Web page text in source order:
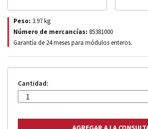
Peso: 3.97kg
Número de mercancías: 85381000
Garantía de 24 meses para módulos enteros.
Cantidad: